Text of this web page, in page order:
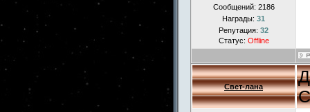
Сообщений: 2186
Награды: 31
Репутация: 32
Статус: Offline
Свет-лана